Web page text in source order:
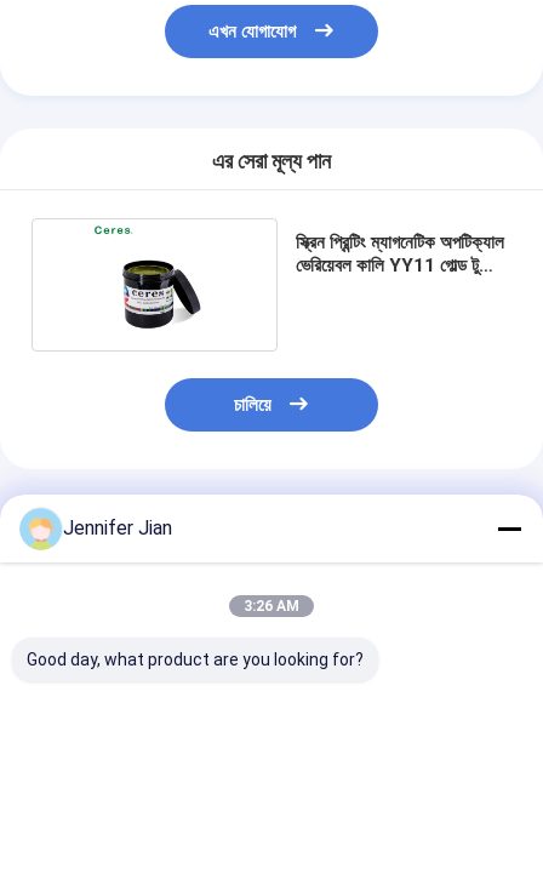
এখন যোগাযোগ
এর সেরা মূল্য পান
স্ক্রিন প্রিন্টিং ম্যাগনেটিক অপটিক্যাল
ভেরিয়েবল কালি YY11 গোল্ড টু
চালিয়ে
প্রস্তাবিত পণ্য
Jennifer Jian
3:26 AM
Good day, what product are you looking for?